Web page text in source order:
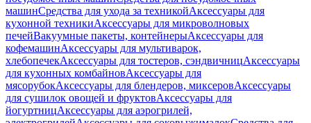
машинСредства для ухода за техникойАксессуары для
кухонной техникиАксессуары для микроволновых
печейВакуумные пакеты, контейнерыАксессуары для
кофемашинАксессуары для мультиварок,
хлебопечекАксессуары для тостеров, сэндвичницАксессуары
для кухонных комбайновАксессуары для
мясорубокАксессуары для блендеров, миксеровАксессуары
для сушилок овощей и фруктовАксессуары для
йогуртницАксессуары для аэрогрилей,